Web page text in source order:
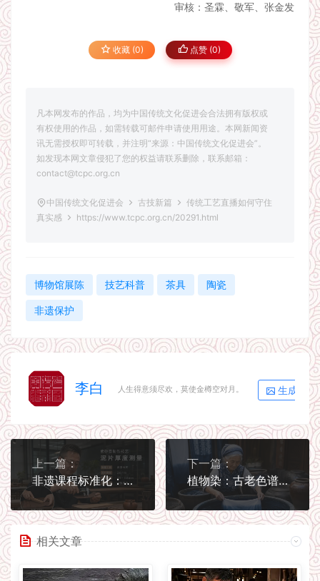
审核：圣霖、敬军、张金发
收藏 (0) 点赞 (0)
凡本网发布的作品，均为中国传统文化促进会合法拥有版权或
有权使用的作品，如需转载可邮件申请使用用途。本网新闻资
讯无需授权即可转载，并注明“来源：中国传统文化促进会”。
如发现本网文章侵犯了您的权益请联系删除，联系邮箱：
contact@tcpc.org.cn
中国传统文化促进会 古技新篇
传统工艺直播如何守住
真实感
https://www.tcpc.org.cn/20291.html
博物馆展陈 技艺科普 茶具 陶瓷
非遗保护
李白 人生得意须尽欢，莫使金樽空对月。 生成海报
上一篇：
非遗课程标准化：把手艺讲清楚、教明白
下一篇：
植物染：古老色谱的生态回归
相关文章